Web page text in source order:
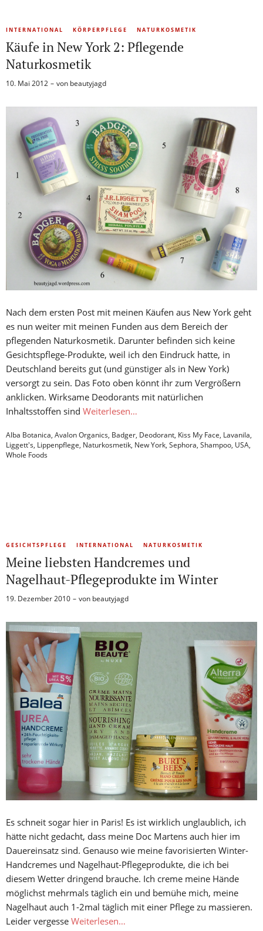
INTERNATIONAL KÖRPERPFLEGE NATURKOSMETIK
Käufe in New York 2: Pflegende
Naturkosmetik
10. Mai 2012 von beautyjagd
Nach dem ersten Post mit meinen Käufen aus New York geht
es nun weiter mit meinen Funden aus dem Bereich der
pflegenden Naturkosmetik. Darunter befinden sich keine
Gesichtspflege-Produkte, weil ich den Eindruck hatte, in
Deutschland bereits gut (und günstiger als in New York)
versorgt zu sein. Das Foto oben könnt ihr zum Vergrößern
anklicken. Wirksame Deodorants mit natürlichen
Inhaltsstoffen sind Weiterlesen…
Alba Botanica, Avalon Organics, Badger, Deodorant, Kiss My Face, Lavanila,
Liggett's, Lippenpflege, Naturkosmetik, New York, Sephora, Shampoo, USA,
Whole Foods
GESICHTSPFLEGE INTERNATIONAL NATURKOSMETIK
Meine liebsten Handcremes und
Nagelhaut-Pflegeprodukte im Winter
19. Dezember 2010 von beautyjagd
Es schneit sogar hier in Paris! Es ist wirklich unglaublich, ich
hätte nicht gedacht, dass meine Doc Martens auch hier im
Dauereinsatz sind. Genauso wie meine favorisierten Winter-
Handcremes und Nagelhaut-Pflegeprodukte, die ich bei
diesem Wetter dringend brauche. Ich creme meine Hände
möglichst mehrmals täglich ein und bemühe mich, meine
Nagelhaut auch 1-2mal täglich mit einer Pflege zu massieren.
Leider vergesse Weiterlesen…